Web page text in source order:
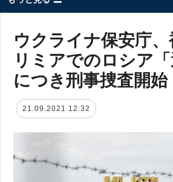
全てのトピック
戦争
政治
経済・復興
社会・文化
ウクライナ保安庁
リミアでのロシア
につき刑事捜査開始
21.09.2021 12:32